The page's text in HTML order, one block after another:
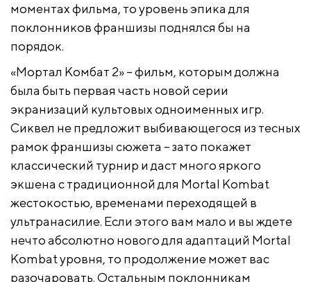
моментах фильма, то уровень эпика для
поклонников франшизы поднялся бы на
порядок.
«Мортал Комбат 2» – фильм, которым должна
была быть первая часть новой серии
экранизаций культовых одноименных игр.
Сиквел не предложит выбивающегося из тесных
рамок франшизы сюжета – зато покажет
классический турнир и даст много яркого
экшена с традиционной для Mortal Kombat
жестокостью, временами переходящей в
ультранасилие. Если этого вам мало и вы ждете
нечто абсолютно нового для адаптаций Mortal
Kombat уровня, то продолжение может вас
разочаровать. Остальным поклонникам